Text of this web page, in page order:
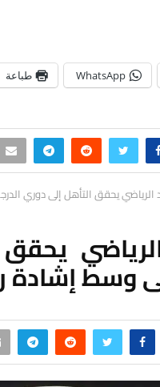
WhatsApp طباعة
الرياضي يحقق التأهل إلى دوري
وسط